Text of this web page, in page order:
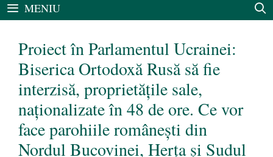
MENIU
Proiect în Parlamentul Ucrainei:
Biserica Ortodoxă Rusă să fie
interzisă, proprietățile sale,
naționalizate în 48 de ore. Ce vor
face parohiile românești din
Nordul Bucovinei, Herța și Sudul